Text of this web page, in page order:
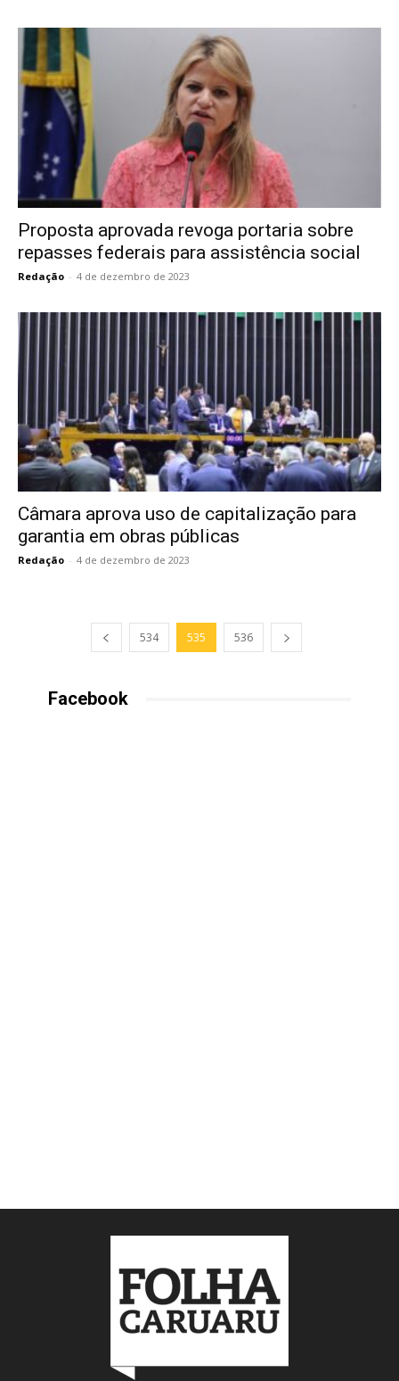
Proposta aprovada revoga portaria sobre
repasses federais para assistência social
Redação - 4 de dezembro de 2023
Câmara aprova uso de capitalização para
garantia em obras públicas
Redação - 4 de dezembro de 2023
534 535 536
Facebook